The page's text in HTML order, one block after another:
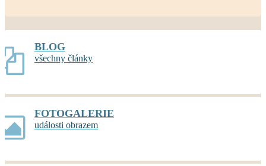
BLOG
všechny články
FOTOGALERIE
události obrazem